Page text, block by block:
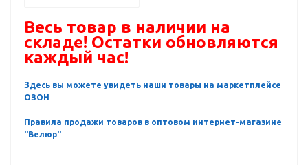
Весь товар в наличии на
складе! Остатки обновляются
каждый час!
Здесь вы можете увидеть наши товары на маркетплейсе
ОЗОН
Правила продажи товаров в оптовом интернет-магазине
"Велюр"